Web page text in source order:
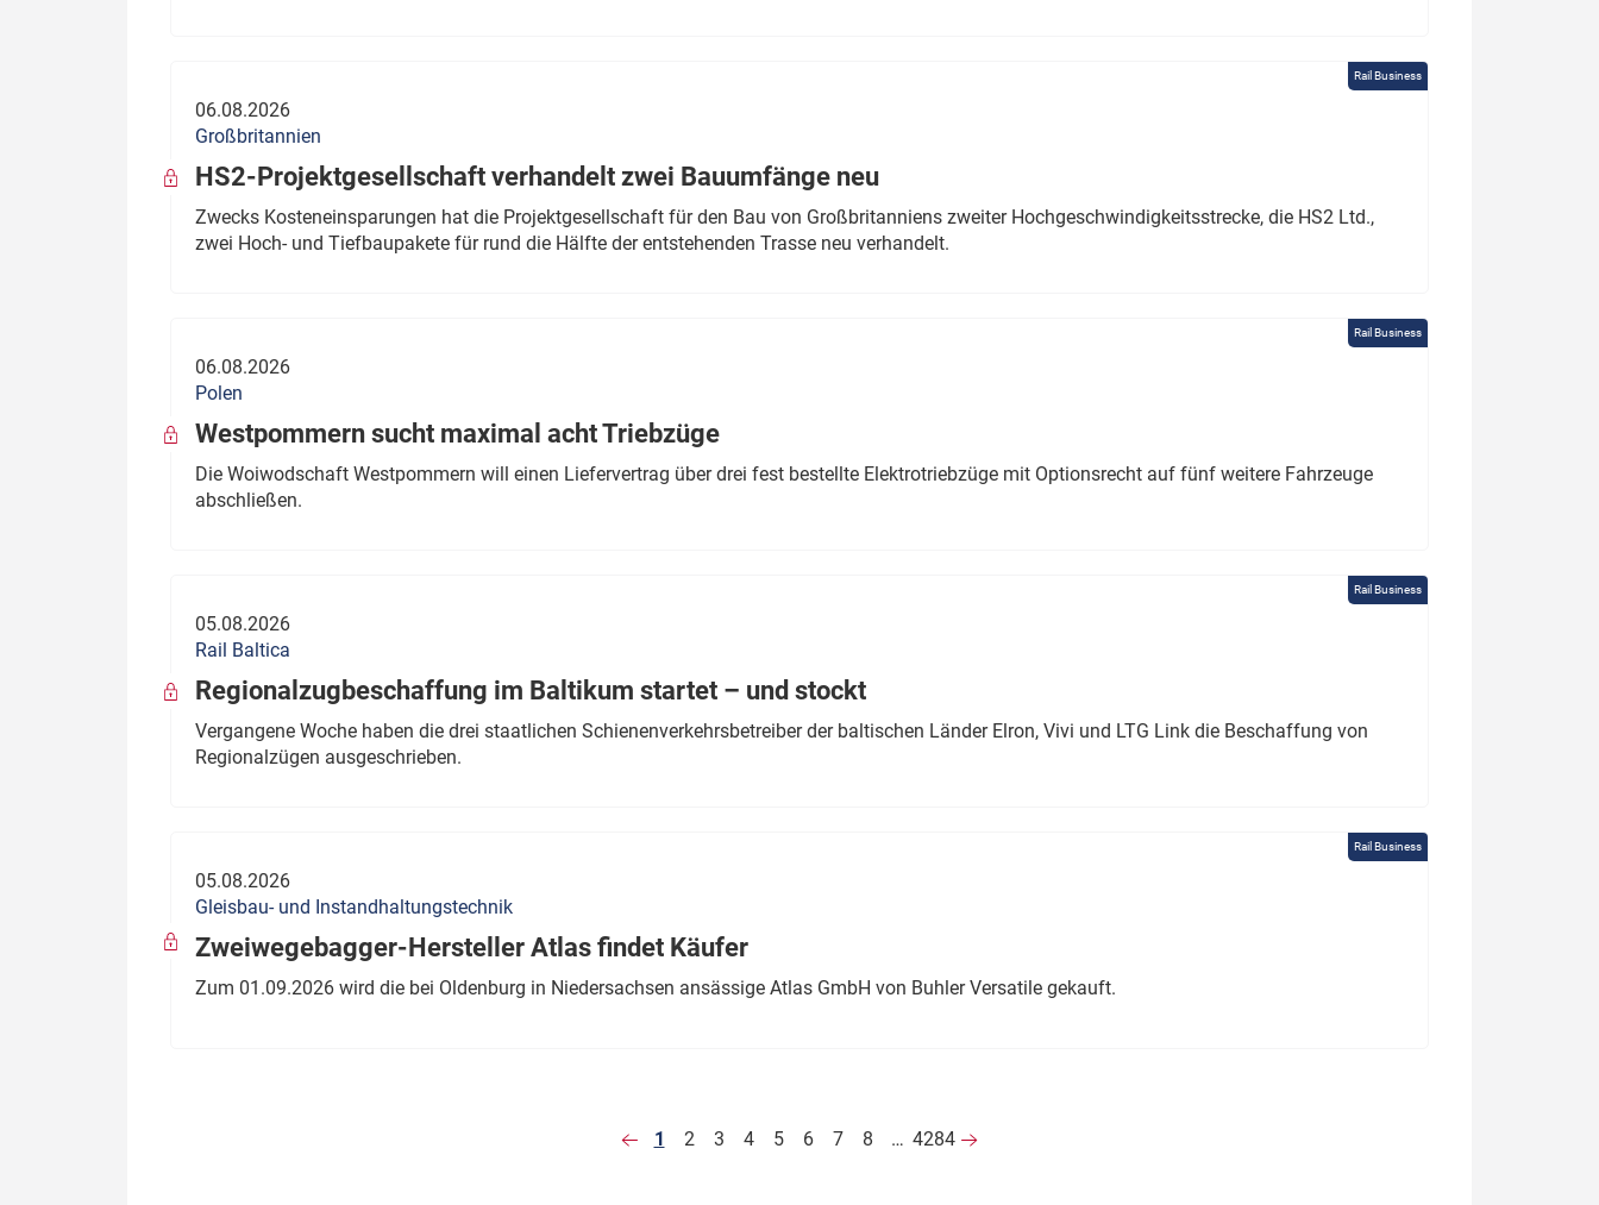
Rail Business
06.08.2026
Großbritannien
HS2-Projektgesellschaft verhandelt zwei Bauumfänge neu
Zwecks Kosteneinsparungen hat die Projektgesellschaft für den Bau von Großbritanniens zweiter Hochgeschwindigkeitsstrecke, die HS2 Ltd.,
zwei Hoch- und Tiefbaupakete für rund die Hälfte der entstehenden Trasse neu verhandelt.
Rail Business
06.08.2026
Polen
Westpommern sucht maximal acht Triebzüge
Die Woiwodschaft Westpommern will einen Liefervertrag über drei fest bestellte Elektrotriebzüge mit Optionsrecht auf fünf weitere Fahrzeuge
abschließen.
Rail Business
05.08.2026
Rail Baltica
Regionalzugbeschaffung im Baltikum startet – und stockt
Vergangene Woche haben die drei staatlichen Schienenverkehrsbetreiber der baltischen Länder Elron, Vivi und LTG Link die Beschaffung von
Regionalzügen ausgeschrieben.
Rail Business
05.08.2026
Gleisbau- und Instandhaltungstechnik
Zweiwegebagger-Hersteller Atlas findet Käufer
Zum 01.09.2026 wird die bei Oldenburg in Niedersachsen ansässige Atlas GmbH von Buhler Versatile gekauft.
1 2 3 4 5 6 7 8 … 4284